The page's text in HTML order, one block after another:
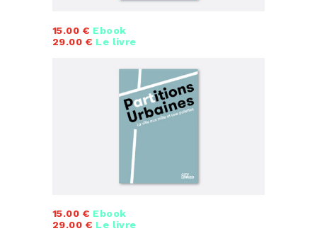
15.00 € Ebook
29.00 € Le livre
15.00 € Ebook
29.00 € Le livre